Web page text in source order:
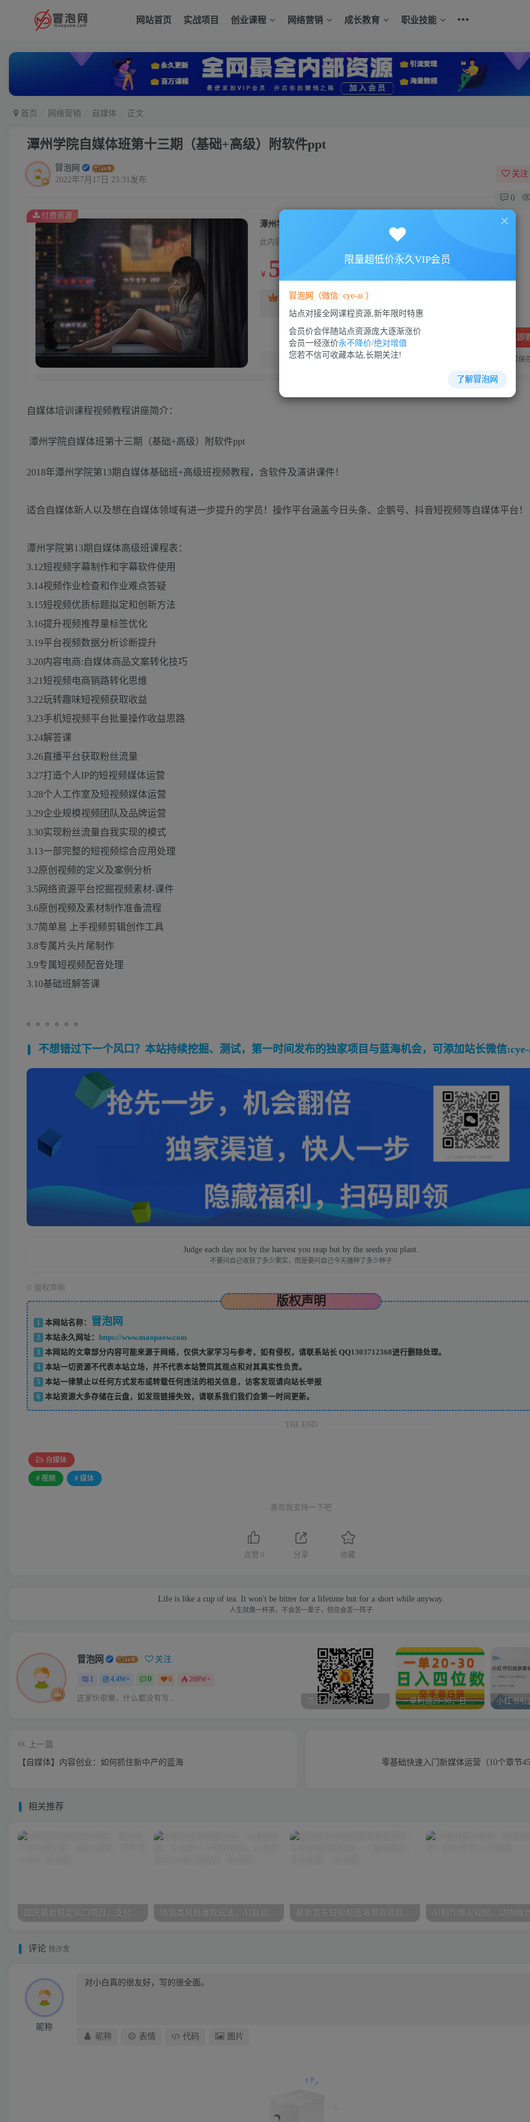
网站首页 实战项目 创业课程 网络营销 成长教育 职业技能
首页 网络营销 自媒体 正文
潭州学院自媒体班第十三期（基础+高级）附软件ppt
冒泡网
2022年7月17日 23:31发布
关注
0
潭州学院自媒体班第十三期（基础+高级）附软件ppt
此内容为付费资源，请付费后查看
￥ 5
VIP会员 免费 SVIP会员
免费
立即
您当前未登录！建议登陆后购买，可保
付费资源
自媒体培训课程视频教程讲座简介：
潭州学院自媒体班第十三期（基础+高级）附软件ppt
2018年潭州学院第13期自媒体基础班+高级班视频教程，含软件及演讲课件！
适合自媒体新人以及想在自媒体领域有进一步提升的学员！操作平台涵盖今日头条、企鹅号、抖音短视频等自媒体平台！
潭州学院第13期自媒体高级班课程表：
3.12短视频字幕制作和字幕软件使用
3.14视频作业检查和作业难点答疑
3.15短视频优质标题拟定和创新方法
3.16提升视频推荐量标签优化
3.19平台视频数据分析诊断提升
3.20内容电商:自媒体商品文案转化技巧
3.21短视频电商销路转化思维
3.22玩转趣味短视频获取收益
3.23手机短视频平台批量操作收益思路
3.24解答课
3.26直播平台获取粉丝流量
3.27打造个人IP的短视频媒体运营
3.28个人工作室及短视频媒体运营
3.29企业规模视频团队及品牌运营
3.30实现粉丝流量自我实现的模式
3.13一部完整的短视频综合应用处理
3.2原创视频的定义及案例分析
3.5网络资源平台挖掘视频素材-课件
3.6原创视频及素材制作准备流程
3.7简单易 上手视频剪辑创作工具
3.8专属片头片尾制作
3.9专属短视频配音处理
3.10基础班解答课
。。。。。。
不想错过下一个风口？本站持续挖掘、测试，第一时间发布的独家项目与蓝海机会，可添加站长微信
Judge each day not by the harvest you reap but by the seeds you plant.
不要问自己收获了多少果实，而是要问自己今天播种了多少种子
版权声明
版权声明
1 本网站名称： 冒泡网
2 本站永久网址： https://www.maopaow.com
3
本网站的文章部分内容可能来源于网络，仅供大家学习与参考，如有侵权，请联系站长 QQ1303712368进行删除处理。
4
本站一切资源不代表本站立场，并不代表本站赞同其观点和对其真实性负责。
5
本站一律禁止以任何方式发布或转载任何违法的相关信息，访客发现请向站长举报
6
本站资源大多存储在云盘，如发现链接失效，请联系我们我们会第一时间更新。
THE END
自媒体
# 视频 # 媒体
喜欢就支持一下吧
点赞 0 分享 收藏
Life is like a cup of tea. It won't be bitter for a lifetime but for a short while anyway.
人生就像一杯茶，不会苦一辈子，但总会苦一阵子
冒泡网 关注
1 4.4W+ 0 6 269W+
这家伙很懒，什么都没有写... 项目合作 一单利润20-30，日入四位数，空手套白狼，只要做就能赚，简单无套路
上一篇
【自媒体】内容创业：如何抓住新中产的蓝海
零基础快速入门新媒体运营（10个章节
相关推荐
评论 抢沙发
昵称
昵称
表情 代码 图片
限量超低价永久VIP会员
冒泡网（微信: cye-ai ）
站点对接全网课程资源,新年限时特惠
会员价会伴随站点资源庞大逐渐涨价
会员一经涨价永不降价/绝对增值
您若不信可收藏本站,长期关注!
了解冒泡网